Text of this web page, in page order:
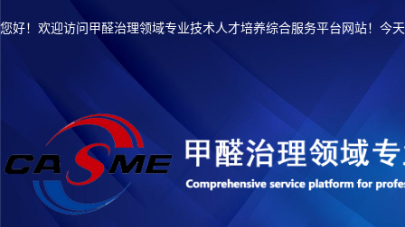
您好！欢迎访问甲醛治理领域专业技术人才培养综合服务平台网站！今